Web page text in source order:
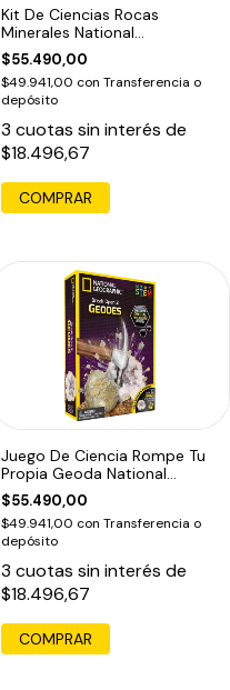
Kit De Ciencias Rocas
Minerales National
Geographic Stem
$55.490,00
$49.941,00 con Transferencia o
depósito
3 cuotas sin interés de
$18.496,67
Juego De Ciencia Rompe Tu
Propia Geoda National
Geographic
$55.490,00
$49.941,00 con Transferencia o
depósito
3 cuotas sin interés de
$18.496,67